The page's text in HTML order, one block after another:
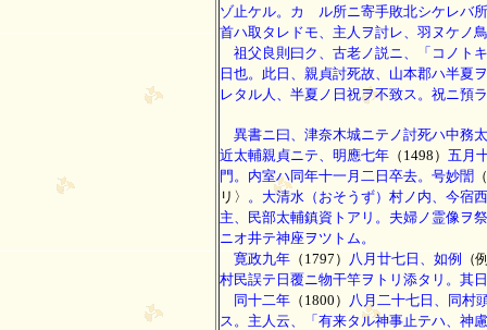
ゾ止ケル。カゝル所ニ寄手敗北シケレバ
首ハ取タレドモ、主人ヲ討レ、羽ヌケノ
祖父良則曰ク、古老ノ説ニ、「コノト
日也。此日、親貞討死故、山本郡ハ半夏
レタル人、半夏ノ日祝ヲ不致ス。祝ニ預
異書ニ曰、津奈木城ニテノ討死ハ中務
近太輔親貞ニテ、明應七年 （1498） 五月
門。内室ハ同年十一月二日卒去。号妙誾
リ〉
。大清水（おそうず）村ノ内、今宿
主、民部太輔鎮資トアリ。夫婦ノ霊像ヲ
ニオ井テ神座ヲツトム。
寛政九年 （1797） 八月廿七日、如例 （
村民誤テ日覆ニ物干竿ヲトリ添タリ。其
同十二年 （1800）
八月二十七日、同村
ス。主人云、「有来タル神事止テハ、神